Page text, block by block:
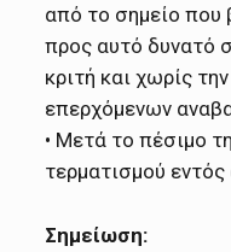
από το σημείο που
προς αυτό δυνατό
κριτή και χωρίς
επερχόμενων
• Μετά το πέσιμο
τερματισμού
Σημείωση: